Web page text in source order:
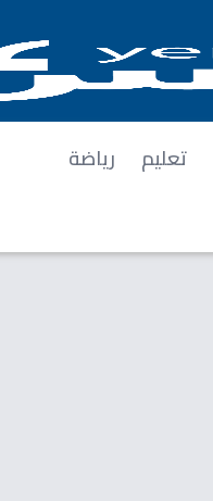
تعليم
رياضة